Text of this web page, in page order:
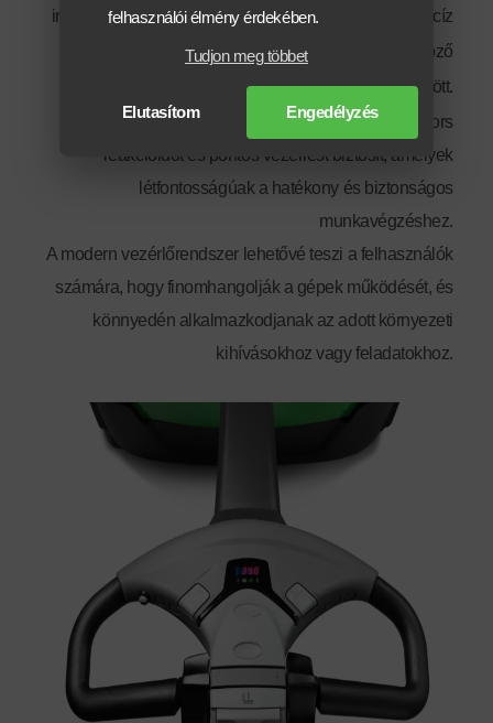
felhasználói élmény érdekében.
Tudjon meg többet
Elutasítom Engedélyzés
intelligens vezérlőegység lehetővé teszi a gépek precíz
irányítását és optimális teljesítményt különböző
körülmények között.
A Cesab által alkalmazott vezérlő technológia gyors
reakcióidőt és pontos vezérlést biztosít, amelyek
létfontosságúak a hatékony és biztonságos
munkavégzéshez.
A modern vezérlőrendszer lehetővé teszi a felhasználók
számára, hogy finomhangolják a gépek működését, és
könnyedén alkalmazkodjanak az adott környezeti
kihívásokhoz vagy feladatokhoz.